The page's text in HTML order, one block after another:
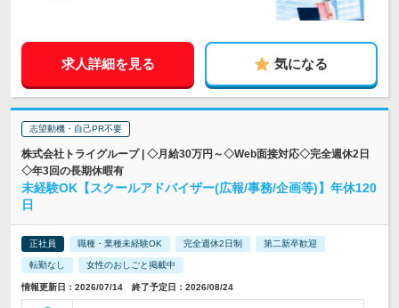
求人詳細を見る 気になる
志望動機・自己PR不要
株式会社トライグループ | ◇月給30万円～◇Web面接対応◇完全週休2日
◇年3回の長期休暇有
未経験OK【スクールアドバイザー(広報/事務/企画等)】年休120
日
正社員 職種・業種未経験OK 完全週休2日制 第二新卒歓迎
転勤なし 女性のおしごと掲載中
情報更新日：2026/07/14 終了予定日：2026/08/24